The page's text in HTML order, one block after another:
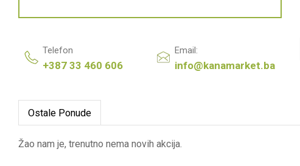
Telefon
+387 33 460 606
Email:
info@kanamarket.ba
Ostale Ponude
Žao nam je, trenutno nema novih akcija.